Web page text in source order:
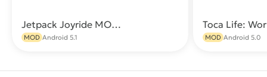
Jetpack Joyride МОД (Много денег)
MOD Android 5.1 MOD Android 5.0